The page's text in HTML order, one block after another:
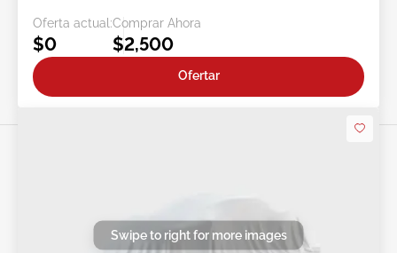
Oferta actual:
$0
Comprar Ahora
$2,500
Ofertar
Swipe to right for more images